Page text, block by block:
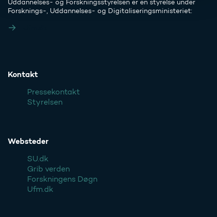
Uddannelses- og Forskningsstyrelsen er en styrelse under
Forsknings-, Uddannelses- og Digitaliseringsministeriet:
Kontakt
Pressekontakt
Styrelsen
Websteder
SU.dk
Grib verden
Forskningens Døgn
Ufm.dk